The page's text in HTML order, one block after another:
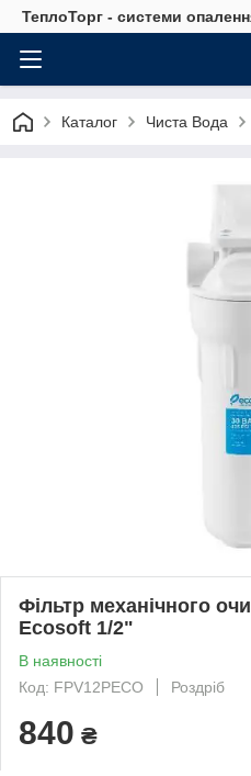
ТеплоТорг - системи
Каталог Чиста Вода
Фільтр механічного
Ecosoft 1/2"
В наявності
Код: FPV12PECO
Роздріб
840 ₴